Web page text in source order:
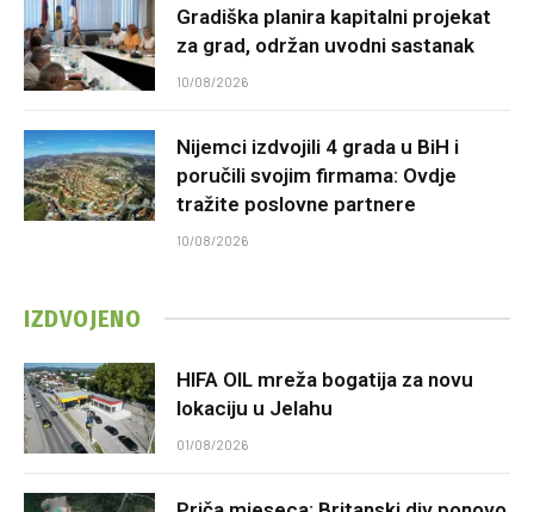
Gradiška planira kapitalni projekat
za grad, održan uvodni sastanak
10/08/2026
Nijemci izdvojili 4 grada u BiH i
poručili svojim firmama: Ovdje
tražite poslovne partnere
10/08/2026
IZDVOJENO
HIFA OIL mreža bogatija za novu
lokaciju u Jelahu
01/08/2026